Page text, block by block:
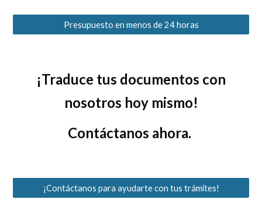
Presupuesto en menos de 24 horas
¡Traduce tus documentos con
nosotros hoy mismo!
Contáctanos ahora.
¡Contáctanos para ayudarte con tus trámites!